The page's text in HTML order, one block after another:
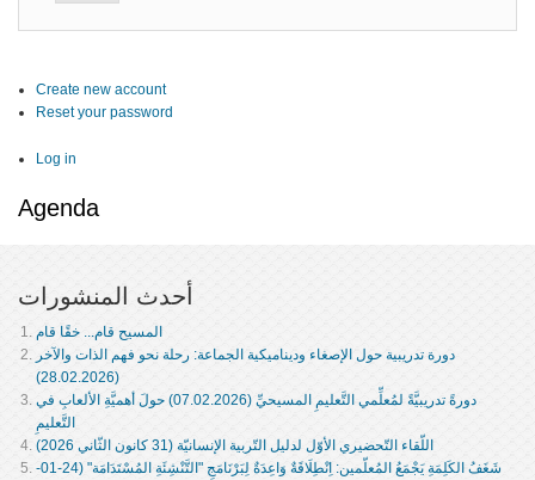
Create new account
Reset your password
Log in
Agenda
أحدث المنشورات
المسيح قام... خقًا قام
دورة تدريبية حول الإصغاء وديناميكية الجماعة: رحلة نحو فهم الذات والآخر
(28.02.2026)
دورةً تدريبيَّةً لمُعلِّمي التَّعليمِ المسيحيِّ (07.02.2026) حولَ أهميَّةِ الألعابِ في
التَّعليمِ
اللّقاء التّحضيري الأوّل لدليل التّربية الإنسانيّة (31 كانون الثّاني 2026)
شَغَفُ الكَلِمَةِ يَجْمَعُ المُعلّمين: اِنْطِلَاقَةٌ وَاعِدَةٌ لِبَرْنَامَجِ "التَّنْشِئَةِ المُسْتَدَامَة" (24-01-